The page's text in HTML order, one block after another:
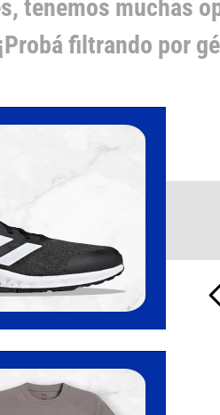
tenemos muchas
¡Probá filtrando por